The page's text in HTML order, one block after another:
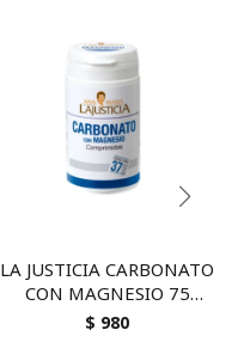
LA JUSTICIA CARBONATO
CON MAGNESIO 75
COMP
$ 980